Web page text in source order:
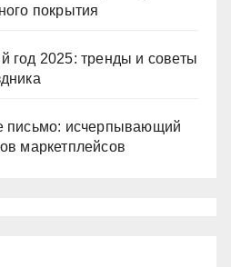
покрытия
год 2025: тренды и советы
письмо: исчерпывающий
маркетплейсов